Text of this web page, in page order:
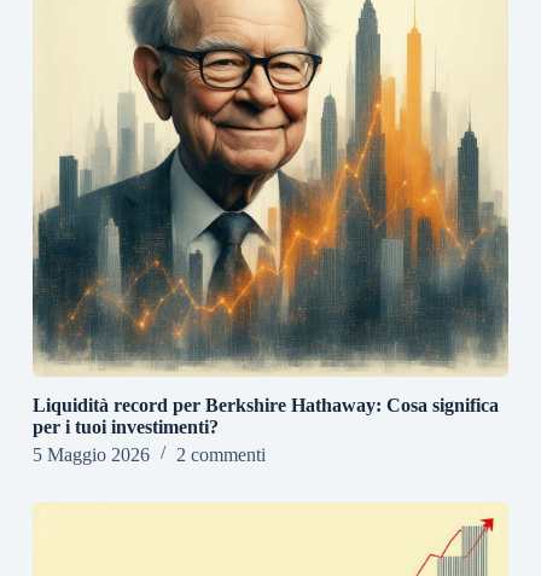
Liquidità record per Berkshire Hathaway: Cosa significa
per i tuoi investimenti?
5 Maggio 2026
2 commenti